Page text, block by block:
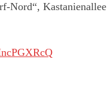
Nord“, Kastanienallee